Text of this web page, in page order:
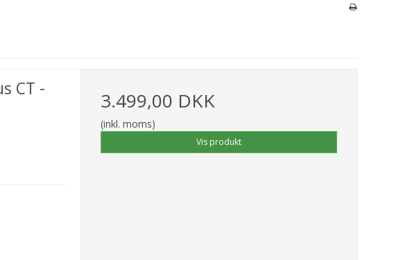
CT -
3.499,00 DKK
(inkl. moms)
Vis produkt